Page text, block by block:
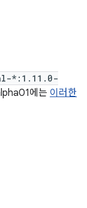
*:1.11.0-
에는 이러한